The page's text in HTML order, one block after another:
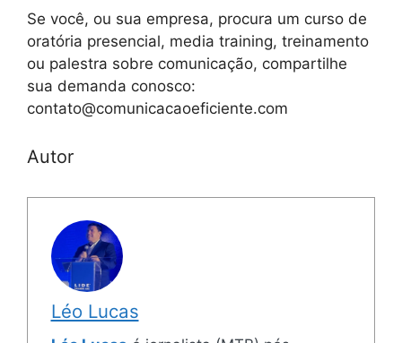
Se você, ou sua empresa, procura um curso de
oratória presencial, media training, treinamento
ou palestra sobre comunicação, compartilhe
sua demanda conosco:
contato@comunicacaoeficiente.com
Autor
Léo Lucas